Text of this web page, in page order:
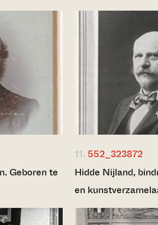
Geboren te
11. 552_323872
Hidde Nijland,
en